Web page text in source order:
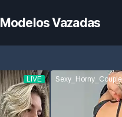
Modelos Vazadas